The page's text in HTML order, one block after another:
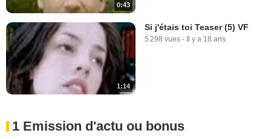
0:43
1:14
Si j'étais toi Teaser (5) VF
5 298 vues - Il y a 18 ans
1 Emission d'actu ou bonus